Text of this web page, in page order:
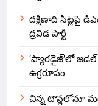
దక్షిణాది సీట్లపై
ద్రవిడ పార్టీ
‘ప్యారడైజ్’లో
ఉగ్రరూపం
చిన్న టౌన్లలోనూ